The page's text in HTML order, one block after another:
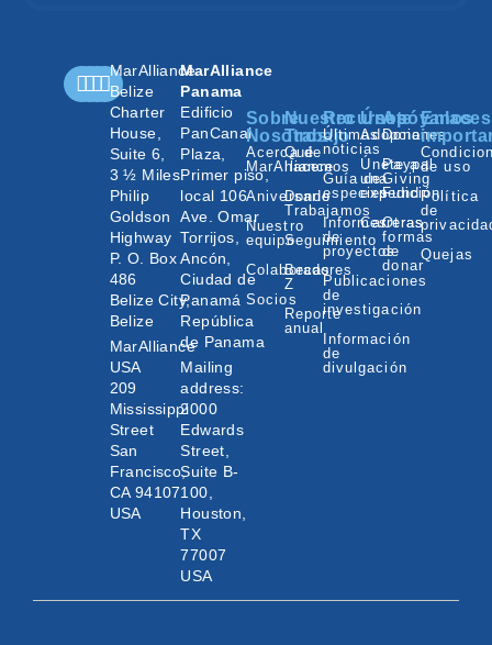
MarAlliance
Belize
Charter
House,
Suite 6,
3 ½ Miles
Philip
Goldson
Highway
P. O. Box
486
Belize City,
Belize
MarAlliance
USA
209
Mississippi
Street
San
Francisco,
CA 94107
USA
MarAlliance
Panama
Edificio
PanCanal
Plaza,
Primer piso,
local 106
Ave. Omar
Torrijos,
Ancón,
Ciudad de
Panamá
República
de Panama
Mailing
address:
2000
Edwards
Street,
Suite B-
100,
Houston,
TX
77007
USA
Sobre
Nosotros
Acerca de
MarAlliance
Aniversario
Nuestro
equipo
Colaboradores
Socios
Nuestro
Trabajo
Qué
hacemos
Donde
Trabajamos
Seguimiento
Becas
Z
Reporte
anual
Recursos
Últimas
noticias
Guía de
especies
Informes
de
proyectos
Publicaciones
de
investigación
Información
de
divulgación
Únete
Adopciones
Únete a
una
expedición
Carreras
Apóyanos
Donar
Paypal
Giving
Fund
Otras
formas
de
donar
Enlaces
de uso
Política
de
Quejas